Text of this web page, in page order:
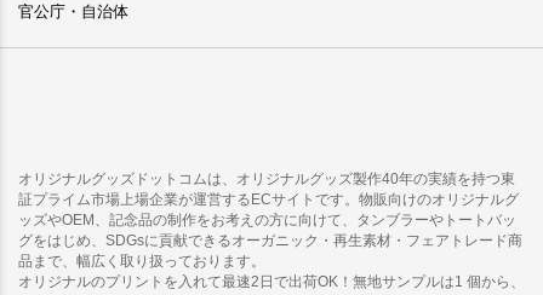
官公庁・自治体
オリジナルグッズドットコムは、オリジナルグッズ製作40年の実績を持つ東
証プライム市場上場企業が運営するECサイトです。物販向けのオリジナルグ
ッズやOEM、記念品の制作をお考えの方に向けて、タンブラーやトートバッ
グをはじめ、SDGsに貢献できるオーガニック・再生素材・フェアトレード商
品まで、幅広く取り扱っております。
オリジナルのプリントを入れて最速2日で出荷OK！無地サンプルは1 個から、